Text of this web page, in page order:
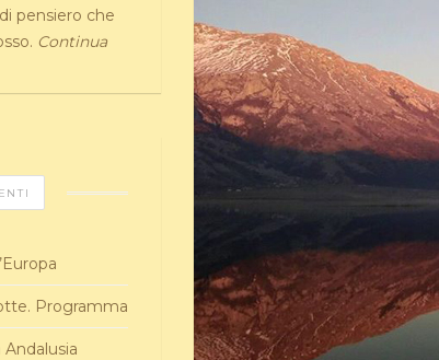
pensiero che
Continua
Programma